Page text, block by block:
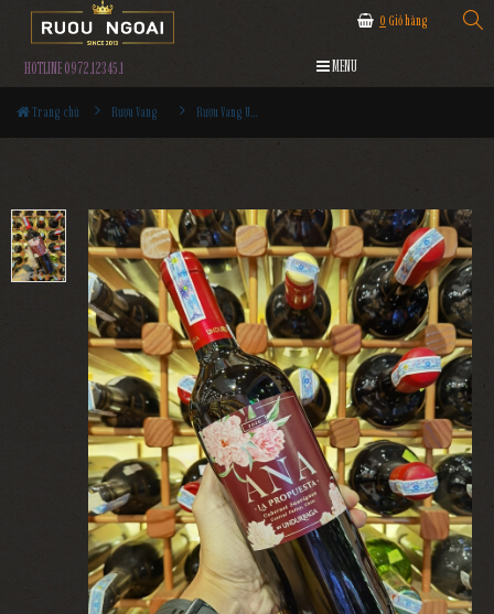
0 Giỏ hàng
HOTLINE 0972.12345.1 MENU
Trang chủ Rượu Vang Rượu Vang Undurraga Ana La Propuesta Cabernet Sauvignon